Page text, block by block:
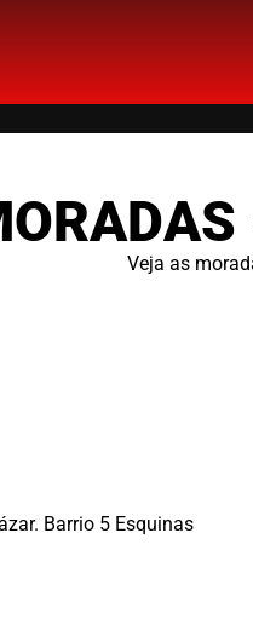
Veja as
Barrio 5 Esquinas